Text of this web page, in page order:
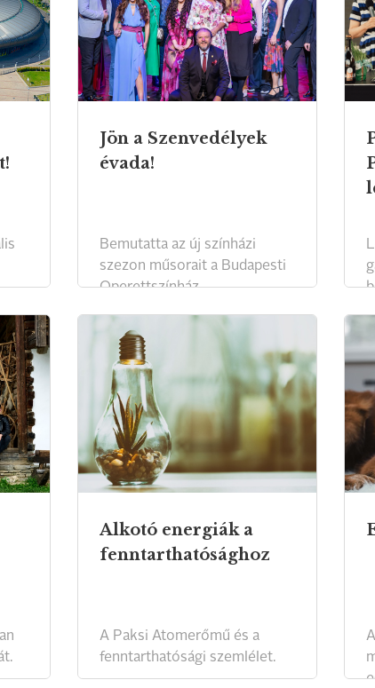
Jön a Szenvedélyek
évada!
Bemutatta az új színházi
szezon műsorait a Budapesti
Operettszínház.
Alkotó energiák a
fenntarthatósághoz
A Paksi Atomerőmű és a
fenntarthatósági szemlélet.